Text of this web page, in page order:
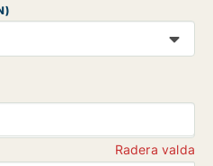
Radera valda